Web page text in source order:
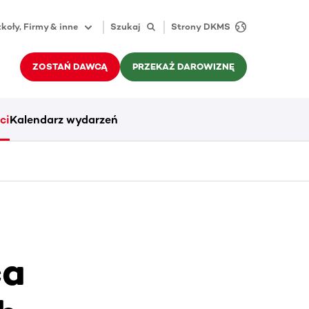
Firmy & inne Szukaj Strony DKMS
ZOSTAŃ DAWCĄ PRZEKAŻ DAROWIZNĘ
Kalendarz wydarzeń